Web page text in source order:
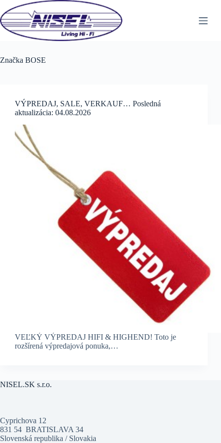
to
content
Značka BOSE
VÝPREDAJ, SALE, VERKAUF… Posledná
aktualizácia: 04.08.2026
VEĽKÝ VÝPREDAJ HIFI & HIGHEND! Toto je
rozšírená výpredajová ponuka,…
NISEL.SK s.r.o.
Cyprichova 12
831 54 BRATISLAVA 34
Slovenská republika / Slovakia